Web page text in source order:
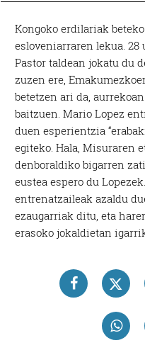
Kongoko erdilariak
esloveniarraren lekua. 28
Pastor taldean jokatu du
zuzen ere,
betetzen ari da,
baitzuen. Mario Lopez
duen esperientzia
egiteko. Hala, Misuraren
denboraldiko bigarren
eustea espero du
entrenatzaileak azaldu
ezaugarriak ditu, eta
erasoko jokaldietan